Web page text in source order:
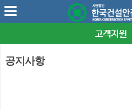
고객지원
공지사항